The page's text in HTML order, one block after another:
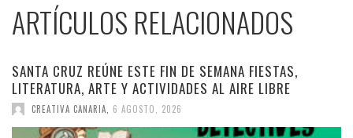
ARTÍCULOS RELACIONADOS
SANTA CRUZ REÚNE ESTE FIN DE SEMANA FIESTAS,
LITERATURA, ARTE Y ACTIVIDADES AL AIRE LIBRE
CREATIVA CANARIA 6 AGOSTO, 2026